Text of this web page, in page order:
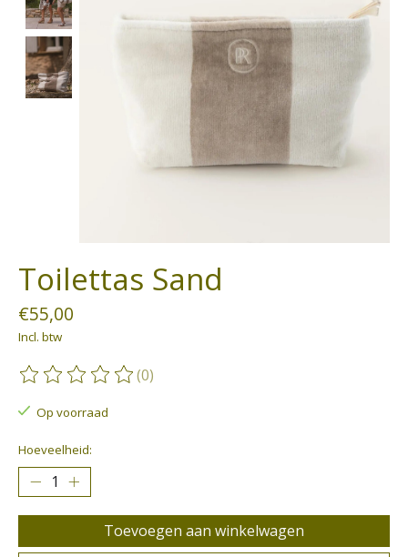
Toilettas Sand
€55,00
Incl. btw
De beoordeling van dit product is
(0)
Op voorraad
Hoeveelheid:
Toevoegen aan winkelwagen